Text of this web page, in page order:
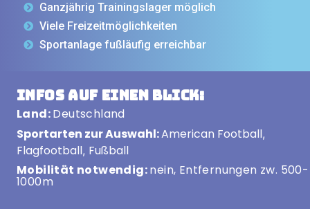
Ganzjährig Trainingslager möglich
Viele Freizeitmöglichkeiten
Sportanlage fußläufig erreichbar
Infos auf einen Blick:
Land:Deutschland
Sportarten zur Auswahl:American Football,
Flagfootball, Fußball
Mobilität notwendig:nein, Entfernungen zw. 500-
1000m